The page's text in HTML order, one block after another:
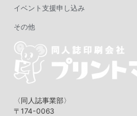
イベント支援申し込み
その他
〈同人誌事業部〉
〒174-0063